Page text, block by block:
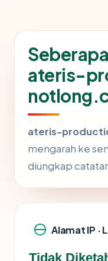
ateris-
ateris-
mengarah ke
diungkap
Alamat IP ·
Tidak